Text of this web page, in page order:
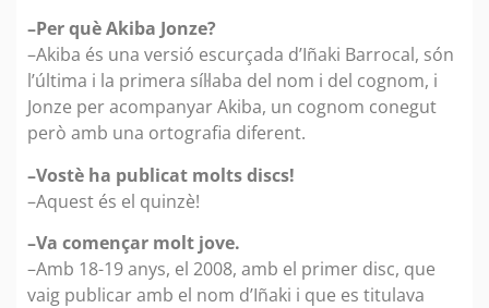
–Per què Akiba Jonze?
–Akiba és una versió escurçada d’Iñaki Barrocal, són
l’última i la primera síl·laba del nom i del cognom, i
Jonze per acompanyar Akiba, un cognom conegut
però amb una ortografia diferent.
–Vostè ha publicat molts discs!
–Aquest és el quinzè!
–Va començar molt jove.
–Amb 18-19 anys, el 2008, amb el primer disc, que
vaig publicar amb el nom d’Iñaki i que es titulava